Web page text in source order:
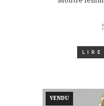
LIRE
VENDU